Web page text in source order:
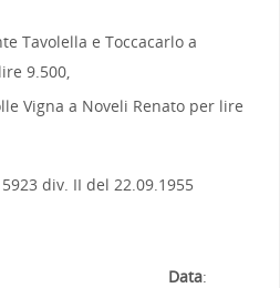
Tavolella e Toccacarlo a
9.500,
Vigna a Noveli Renato per lire
div. II del 22.09.1955
4 Data: